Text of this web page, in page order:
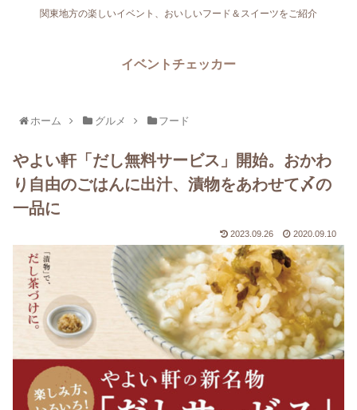
関東地方の楽しいイベント、おいしいフード＆スイーツをご紹介
イベントチェッカー
ホーム グルメ フード
やよい軒「だし無料サービス」開始。おかわ
り自由のごはんに出汁、漬物をあわせて〆の
一品に
2023.09.26 2020.09.10